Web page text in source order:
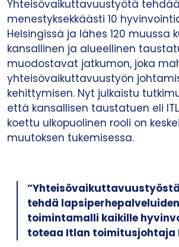
Yhteisövaikuttavuustyötä
menestyksekkäästi 10
Helsingissä ja lähes 120 muussa
kansallinen ja alueellinen
muodostavat jatkumon, joka
yhteisövaikuttavuustyön
kehittymisen. Nyt julkaistu
että kansallisen taustatuen eli
koettu ulkopuolinen rooli on
muutoksen tukemisessa.
tehdä
toimintamalli kaikille
toteaa Itlan toimitusjohtaja